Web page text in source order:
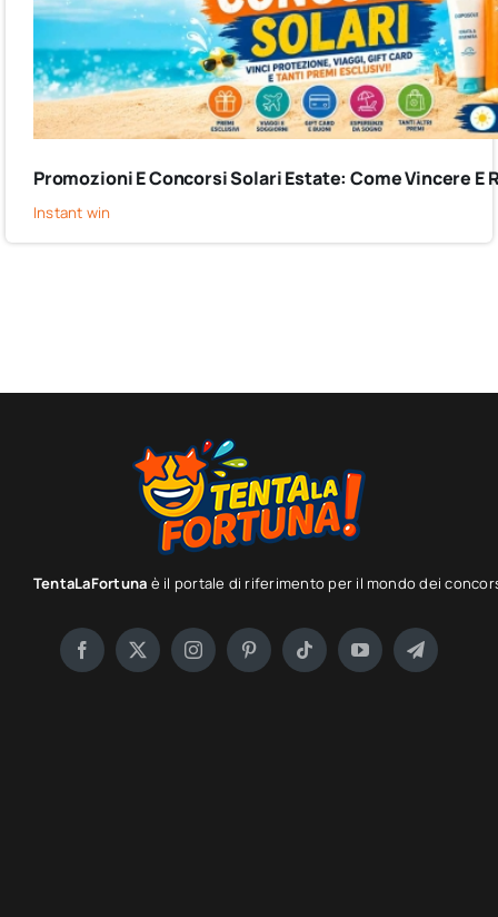
Promozioni E Concorsi Solari Estate: Come Vincere
Instant win
TentaLaFortuna è il portale di riferimento per il mondo dei